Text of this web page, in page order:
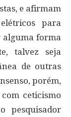
e afirmam
para
alguma forma
talvez seja
de outras
porém,
ceticismo
pesquisador